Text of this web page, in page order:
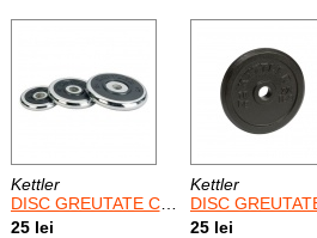
Kettler
DISC GREUTATE CROM-CAUCIUC, 0,5 KG
25 lei
Kettler
DISC GREUTATE
25 lei